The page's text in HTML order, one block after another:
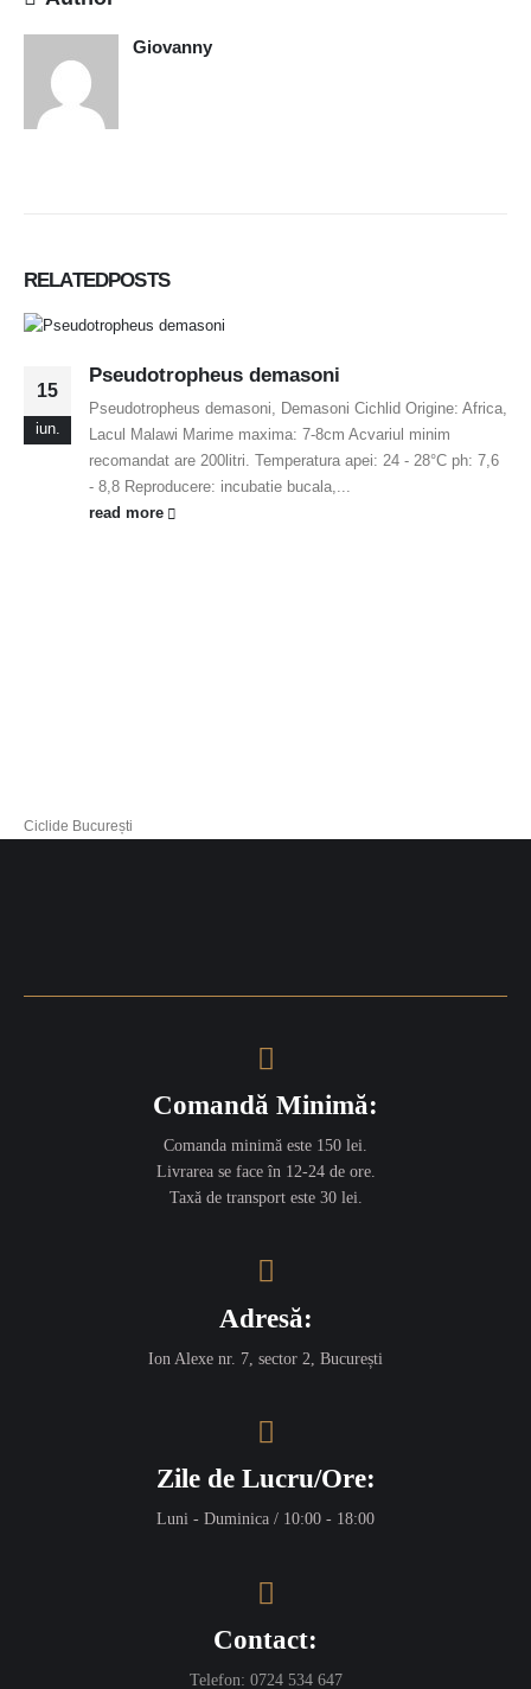
Giovanny
RELATEDPOSTS
15
iun.
Pseudotropheus demasoni
Pseudotropheus demasoni, Demasoni Cichlid Origine: Africa,
Lacul Malawi Marime maxima: 7-8cm Acvariul minim
recomandat are 200litri. Temperatura apei: 24 - 28°C ph: 7,6
- 8,8 Reproducere: incubatie bucala,...
read more
Ciclide București
Comandă Minimă:
Comanda minimă este 150 lei.
Livrarea se face în 12-24 de ore.
Taxă de transport este 30 lei.
Adresă:
Ion Alexe nr. 7, sector 2, București
Zile de Lucru/Ore:
Luni - Duminica / 10:00 - 18:00
Contact:
Telefon: 0724 534 647